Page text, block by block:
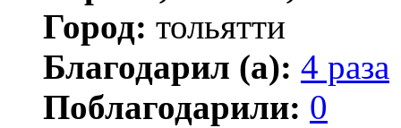
Город: тольятти
Благодарил (а): 4 раза
Поблагодарили: 0